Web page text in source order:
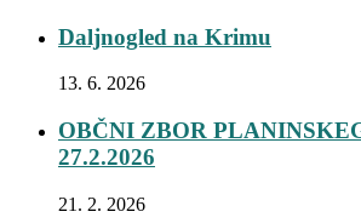
Daljnogled na Krimu
13. 6. 2026
OBČNI ZBOR
27.2.2026
21. 2. 2026